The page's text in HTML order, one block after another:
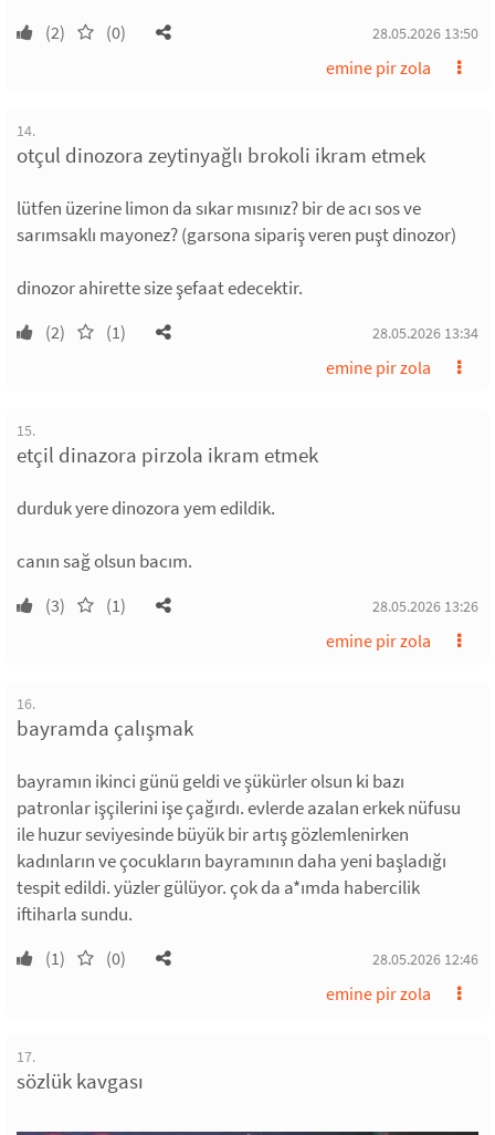
(2) (0) 28.05.2026 13:50
emine pir zola
14.
otçul dinozora zeytinyağlı brokoli ikram etmek
lütfen üzerine limon da sıkar mısınız? bir de acı sos ve
sarımsaklı mayonez? (garsona sipariş veren puşt dinozor)
dinozor ahirette size şefaat edecektir.
(2) (1) 28.05.2026 13:34
emine pir zola
15.
etçil dinazora pirzola ikram etmek
durduk yere dinozora yem edildik.
canın sağ olsun bacım.
(3) (1) 28.05.2026 13:26
emine pir zola
16.
bayramda çalışmak
bayramın ikinci günü geldi ve şükürler olsun ki bazı
patronlar işçilerini işe çağırdı. evlerde azalan erkek nüfusu
ile huzur seviyesinde büyük bir artış gözlemlenirken
kadınların ve çocukların bayramının daha yeni başladığı
tespit edildi. yüzler gülüyor. çok da a*ımda habercilik
iftiharla sundu.
(1) (0) 28.05.2026 12:46
emine pir zola
17.
sözlük kavgası